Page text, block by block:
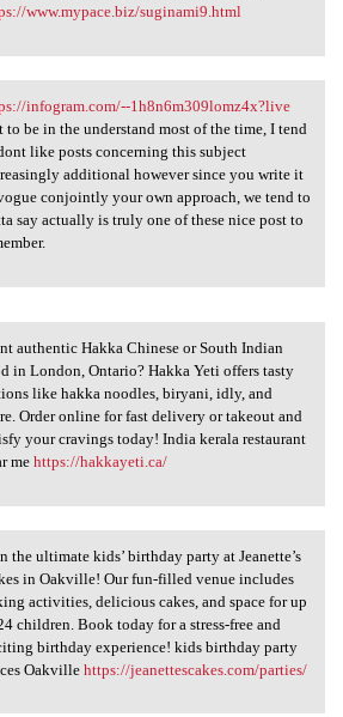
www.mypace.biz/suginami9.html
infogram.com/-
infogram.com/--1h8n6m309lomz4x?live
to be in the understand most of the time, I tend
like posts concerning this subject
additional however since you write it
conjointly your own approach, we tend to
say actually is truly one of these nice post to
authentic Hakka Chinese
authentic Hakka Chinese or South Indian
in London, Ontario? Hakka Yeti offers tasty
like hakka noodles, biryani, idly, and
Order online for fast delivery or takeout and
your cravings today! India kerala restaurant
me https://hakkayeti.ca/
the ultimate kids’
the ultimate kids’ birthday party at Jeanette’s
in Oakville! Our fun-filled venue includes
activities, delicious cakes, and space for up
children. Book today for a stress-free and
birthday experience! kids birthday party
Oakville https://jeanettescakes.com/parties/